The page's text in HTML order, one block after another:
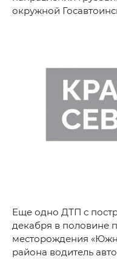
окружной
Еще одно ДТП с
декабря в половине
месторождения
района водитель